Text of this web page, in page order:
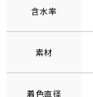
含水率
素材
着色直径